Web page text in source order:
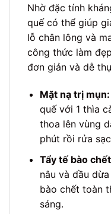
Nhờ đặc tính
quế có thể giúp
lỗ chân lông và
công thức làm
đơn giản và dễ
Mặt nạ trị mụn:
quế với 1 thìa
thoa lên vùng
phút rồi rửa
Tẩy tế bào
nâu và dầu
bào chết toàn
sáng.